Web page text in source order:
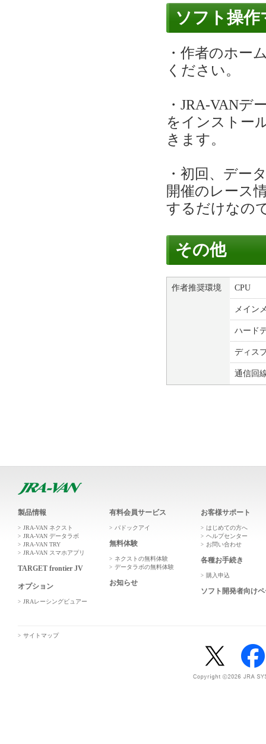
ソフト操
・作者のホー
ください。
・JRA-VANデ
をインストー
きます。
・初回、デー
開催のレース
するだけなの
その他
作者推奨環境 CPU
メイン
ハード
ディス
通信回
製品情報
JRA-VAN ネクスト
JRA-VAN データラボ
JRA-VAN TRY
JRA-VAN スマホアプリ
TARGET frontier JV
オプション
JRAレーシングビュアー
有料会員サービス
パドックアイ
無料体験
ネクストの無料体験
データラボの無料体験
お知らせ
お客様サポート
はじめての方へ
ヘルプセンター
お問い合わせ
各種お手続き
購入申込
ソフト開発者向け
サイトマップ